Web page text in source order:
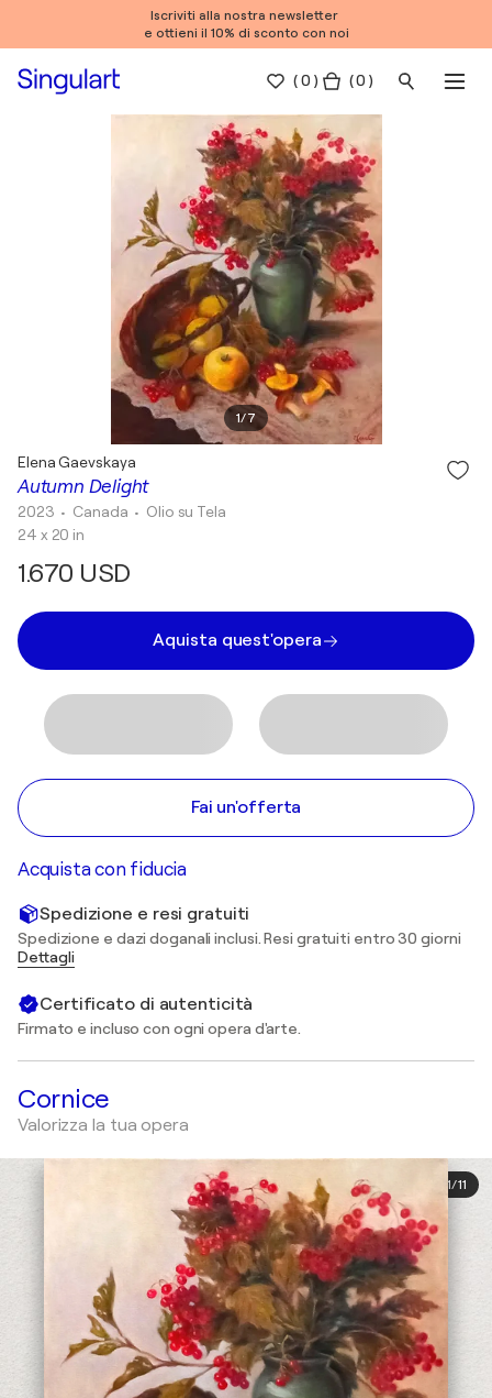
Iscriviti alla nostra newsletter
e ottieni il 10% di sconto con noi
(0 ) ( 0 )
1/7
Autumn Delight
Elena Gaevskaya
2023 • Canada • Olio su Tela
24 x 20 in
1.670 USD
Aquista quest'opera
Fai un'offerta
Acquista con fiducia
Spedizione e resi gratuiti
Spedizione e dazi doganali inclusi. Resi gratuiti entro 30 giorni
Dettagli
Certificato di autenticità
Firmato e incluso con ogni opera d'arte.
Cornice
Valorizza la tua opera
1/11